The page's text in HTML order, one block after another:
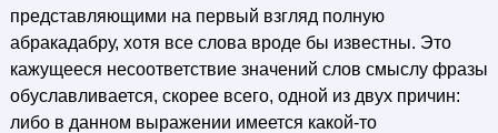
представляющими на первый взгляд полную
абракадабру, хотя все слова вроде бы известны. Это
кажущееся несоответствие значений слов смыслу фразы
обуславливается, скорее всего, одной из двух причин:
либо в данном выражении имеется какой-то